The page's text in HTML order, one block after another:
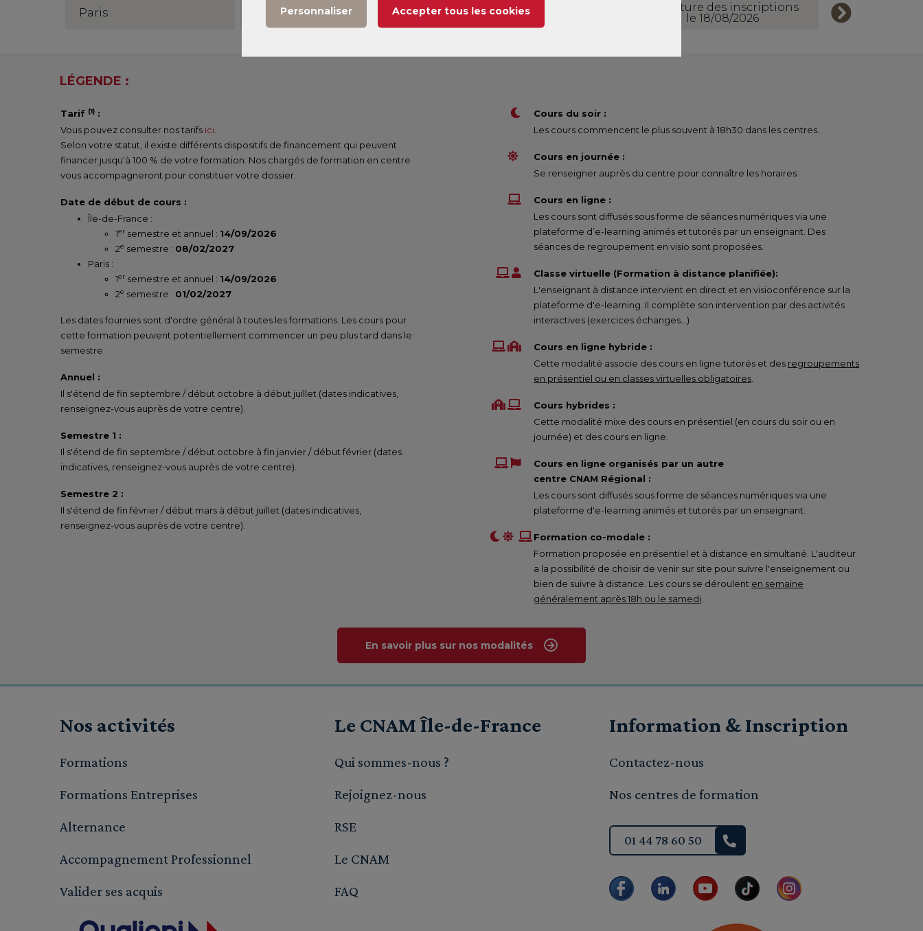
Paris Semestre 1
Ouverture des inscriptions
le 18/08/2026
LÉGENDE :
Tarif (1) :
Vous pouvez consulter nos tarifs ici
Selon votre statut, il existe différents dispositifs de financement qui peuvent
financer jusqu'à 100 % de votre formation. Nos chargés de formation en centre
vous accompagneront pour constituer votre dossier.
Date de début de cours :
Île-de-France :
1er semestre et annuel : 14/09/2026
2e semestre : 08/02/2027
Paris :
1er semestre et annuel : 14/09/2026
2e semestre : 01/02/2027
Les dates fournies sont d'ordre général à toutes les formations. Les cours pour
cette formation peuvent potentiellement commencer un peu plus tard dans le
semestre.
Annuel :
Il s'étend de fin septembre / début octobre à début juillet (dates indicatives,
renseignez-vous auprès de votre centre).
Semestre 1 :
Il s'étend de fin septembre / début octobre à fin janvier / début février (dates
indicatives, renseignez-vous auprès de votre centre).
Semestre 2 :
Il s'étend de fin février / début mars à début juillet (dates indicatives,
renseignez-vous auprès de votre centre).
Cours du soir :
Les cours commencent le plus souvent à 18h30 dans les centres.
Cours en journée :
Se renseigner auprès du centre pour connaître les horaires.
Cours en ligne :
Les cours sont diffusés sous forme de séances numériques via une
plateforme d’e-learning animés et tutorés par un enseignant. Des
séances de regroupement en visio sont proposées.
Classe virtuelle (Formation à distance planifiée):
L'enseignant à distance intervient en direct et en visioconférence sur la
plateforme d'e-learning. Il complète son intervention par des activités
interactives (exercices échanges…)
Cours en ligne hybride :
Cette modalité associe des cours en ligne tutorés et des regroupements
en présentiel ou en classes virtuelles obligatoires
Cours hybrides :
Cette modalité mixe des cours en présentiel (en cours du soir ou en
journée) et des cours en ligne.
Cours en ligne organisés par un autre
centre CNAM Régional :
Les cours sont diffusés sous forme de séances numériques via une
plateforme d'e-learning animés et tutorés par un enseignant.
Formation co-modale :
Formation proposée en présentiel et à distance en simultané. L'auditeur
a la possibilité de choisir de venir sur site pour suivre l'enseignement ou
bien de suivre à distance. Les cours se déroulent en semaine
généralement après 18h ou le samedi
En savoir plus sur nos modalités
Nos activités
Formations
Formations Entreprises
Alternance
Accompagnement Professionnel
Valider ses acquis
Le CNAM Île-de-France
Qui sommes-nous ?
Rejoignez-nous
RSE
Le CNAM
FAQ
Information & Inscription
Contactez-nous
Nos centres de formation
01 44 78 60 50
Personnaliser Accepter tous les cookies